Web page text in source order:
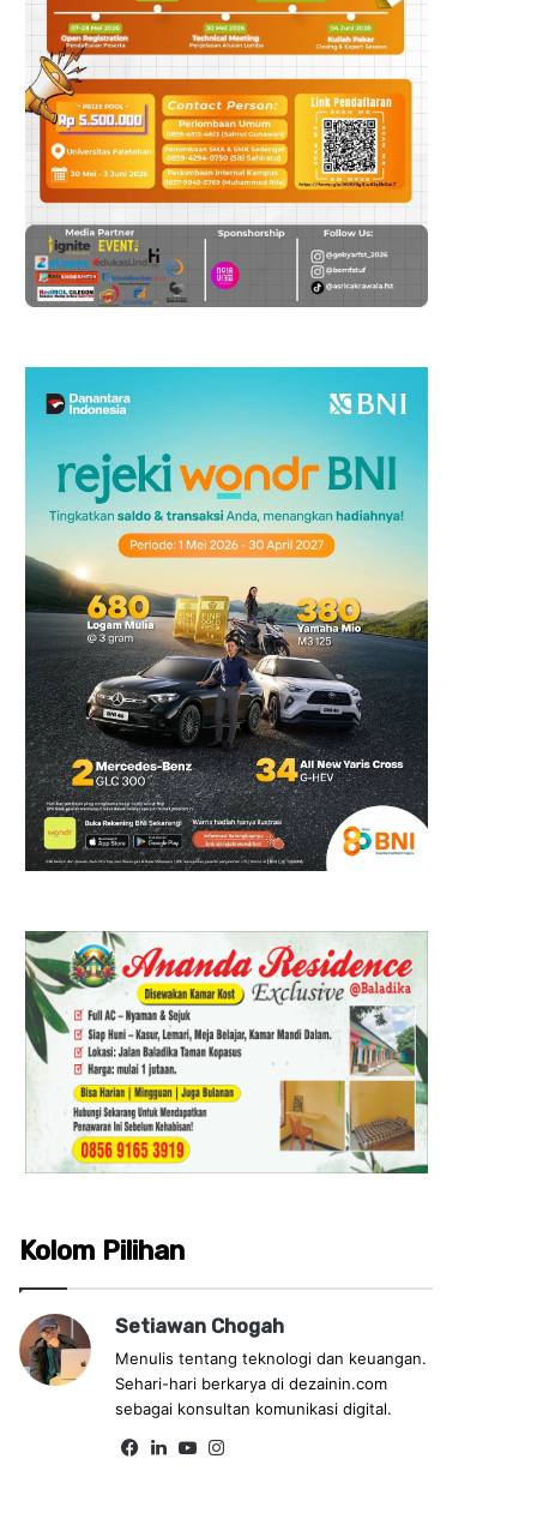
Kolom Pilihan
Setiawan Chogah
Menulis tentang teknologi dan keuangan.
Sehari-hari berkarya di dezainin.com
sebagai konsultan komunikasi digital.
Fa Lin Yo